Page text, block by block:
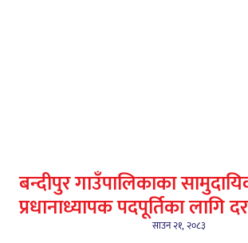
बन्दीपुर गाउँपालिकाका
प्रधानाध्यापक पदपूर्तिका लागि
साउन २१, २०८३